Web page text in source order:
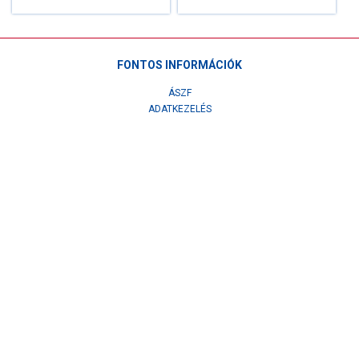
FONTOS INFORMÁCIÓK
ÁSZF
ADATKEZELÉS